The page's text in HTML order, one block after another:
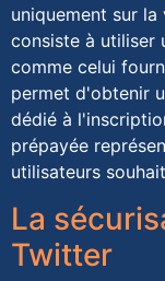
uniquement sur
consiste à utiliser
comme celui
permet d'obtenir
dédié à
prépayée
utilisateurs
La
Twitter